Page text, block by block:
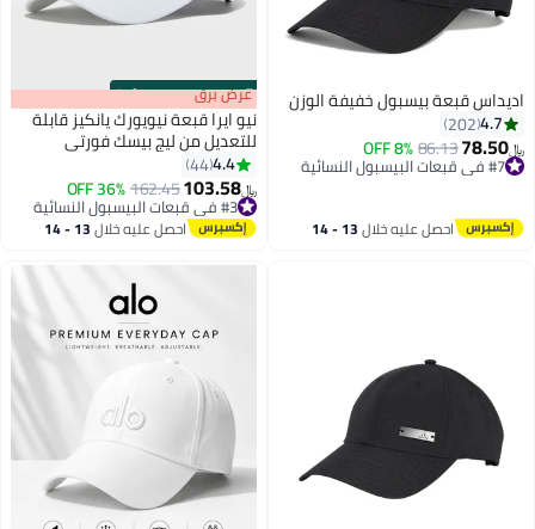
5
اديداس قبعة بيسبول خفيفة الوزن
4.7
202
﷼‏78.50
86.13
8% OFF #7 في قبعات البيسبول النسائية
أقل سعر في 7 يوم
احصل عليه خلال 13 - 14
00m:00s
·
100% Left عرض برق
نيو ايرا قبعة نيويورك يانكيز قابلة
للتعديل من ليج بيسك فورتي
4.4
44
﷼‏103.58
162.45
36% OFF #3 في قبعات البيسبول النسائية
تم بيع +50 مؤخرًا
#3 في قبعات البيسبول النسائية احصل عليه خلال 13 - 14